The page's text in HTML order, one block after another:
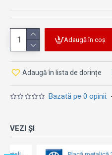
Bazată pe 0 opinii.
Adaugă în coș
Adaugă în lista de dorințe
VEZI ȘI